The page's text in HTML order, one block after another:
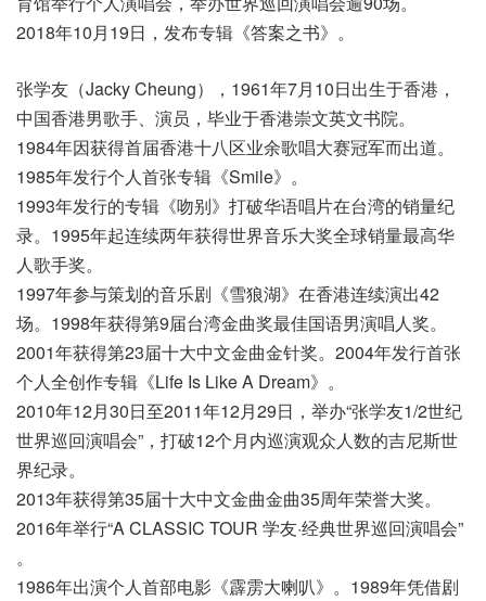
2018年10月19日，发布专辑《答案之书》。
张学友（Jacky Cheung），1961年7月10日出生于香港，
中国香港男歌手、演员，毕业于香港崇文英文书院。
1984年因获得首届香港十八区业余歌唱大赛冠军而出道。
1985年发行个人首张专辑《Smile》。
1993年发行的专辑《吻别》打破华语唱片在台湾的销量纪
录。1995年起连续两年获得世界音乐大奖全球销量最高华
人歌手奖。
1997年参与策划的音乐剧《雪狼湖》在香港连续演出42
场。1998年获得第9届台湾金曲奖最佳国语男演唱人奖。
2001年获得第23届十大中文金曲金针奖。2004年发行首张
个人全创作专辑《Life Is Like A Dream》。
2010年12月30日至2011年12月29日，举办“张学友1/2世纪
世界巡回演唱会”，打破12个月内巡演观众人数的吉尼斯世
界纪录。
2013年获得第35届十大中文金曲金曲35周年荣誉大奖。
2016年举行“A CLASSIC TOUR 学友·经典世界巡回演唱会”
。
1986年出演个人首部电影《霹雳大喇叭》。1989年凭借剧